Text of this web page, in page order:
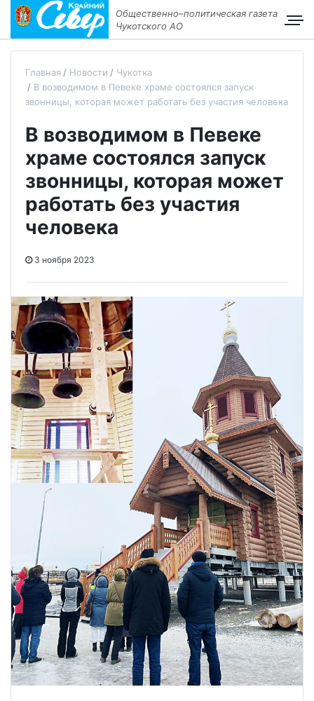
Общественно–политическая газета
Чукотского АО
Главная Новости
Чукотка
В возводимом в Певеке храме состоялся запуск
звонницы, которая может работать без участия человека
В возводимом в Певеке
храме состоялся запуск
звонницы, которая может
работать без участия
человека
3 ноября 2023